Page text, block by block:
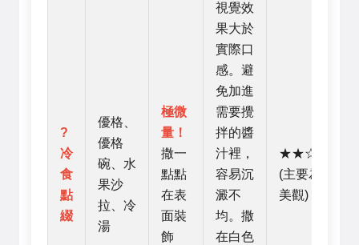
?
冷
食
點
綴
優格、
優格
碗、水
果沙
拉、冷
湯
極微
量！
撒一
點點
在表
面裝
飾
視覺效
果大於
實際口
感。避
免加進
需要攪
拌的醬
汁裡，
容易沉
澱不
均。撒
在白色
★★☆☆☆
(主要為了
美觀)